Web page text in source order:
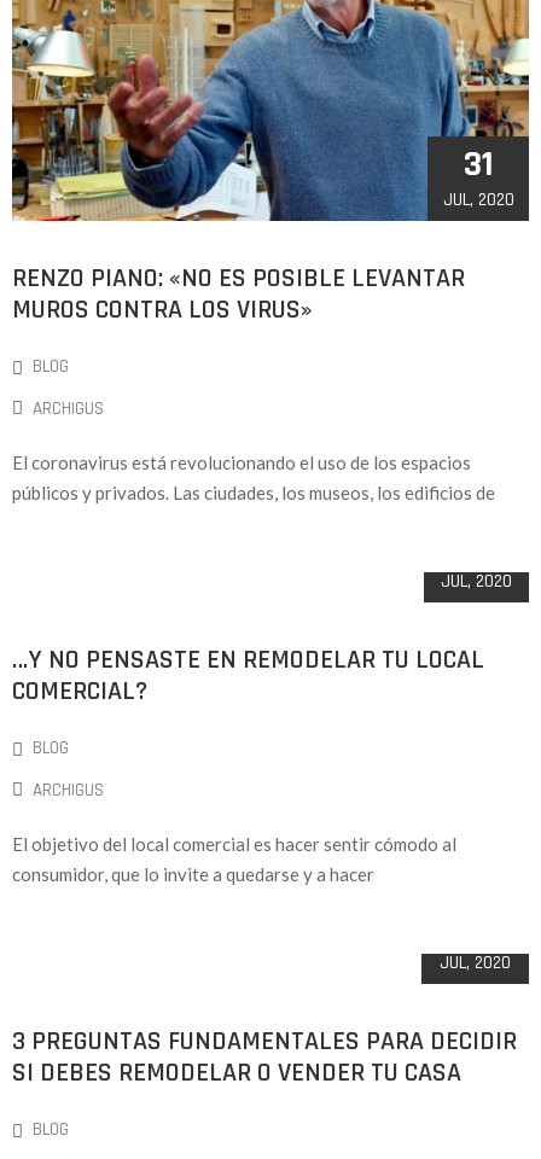
31
JUL, 2020
RENZO PIANO: «NO ES POSIBLE LEVANTAR
MUROS CONTRA LOS VIRUS»
BLOG
ARCHIGUS
El coronavirus está revolucionando el uso de los espacios
públicos y privados. Las ciudades, los museos, los edificios de
JUL, 2020
…Y NO PENSASTE EN REMODELAR TU LOCAL
COMERCIAL?
BLOG
ARCHIGUS
El objetivo del local comercial es hacer sentir cómodo al
consumidor, que lo invite a quedarse y a hacer
JUL, 2020
3 PREGUNTAS FUNDAMENTALES PARA DECIDIR
SI DEBES REMODELAR O VENDER TU CASA
BLOG